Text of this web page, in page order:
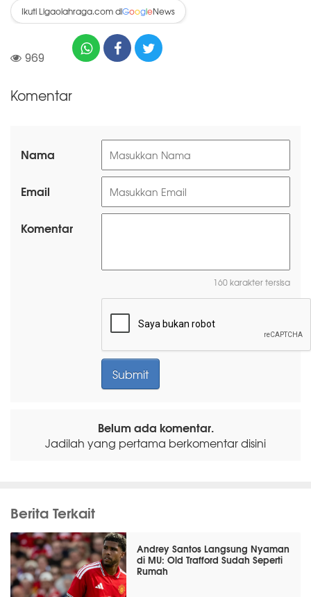
Ikuti Ligaolahraga.com diGoogleNews
969
Komentar
Nama
Email
Komentar
160 karakter tersisa
Belum ada komentar.
Jadilah yang pertama berkomentar disini
Berita Terkait
Andrey Santos Langsung Nyaman
di MU: Old Trafford Sudah Seperti
Rumah